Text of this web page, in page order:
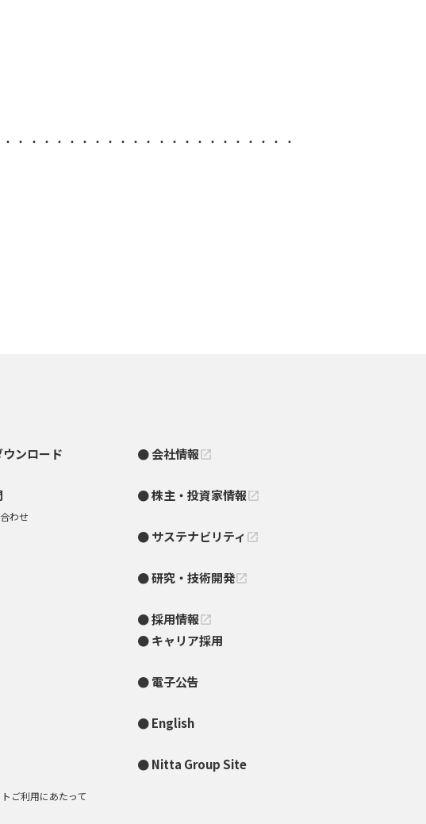
・・・・・・・・・・・・・・・・・・・・・・
ンロード
わせ
会社情報open_in_new
株主・投資家情報open_in_new
サステナビリティ open_in_new
研究・技術開発open_in_new
採用情報open_in_new
キャリア採用
電子公告
English
Nitta Group Site
ご利用にあたって